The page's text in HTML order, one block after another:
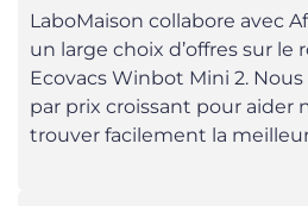
LaboMaison collabore avec
un large choix d’offres sur le
Ecovacs Winbot Mini 2. Nous
par prix croissant pour aider
trouver facilement la